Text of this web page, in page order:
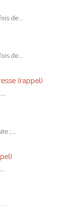
de...
de...
(rappel)
;...